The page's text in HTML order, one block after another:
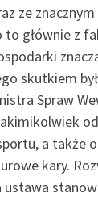
ze
to głównie z
skutkiem
Spraw
a także
kary.
ustawa